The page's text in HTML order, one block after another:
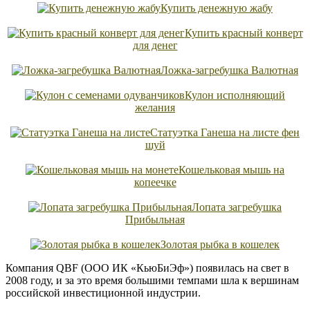
Купить денежную жабу
Купить красный конверт
для денег
Ложка-загребушка Валютная
Кулон исполняющий
желания
Статуэтка Ганеша на листе фен
шуй
Кошельковая мышь на
копеечке
Лопата загребушка
Прибыльная
Золотая рыбка в кошелек
Компания QBF (ООО ИК «КьюБиЭф») появилась на свет в
2008 году, и за это время большими темпами шла к вершинам
российской инвестиционной индустрии.